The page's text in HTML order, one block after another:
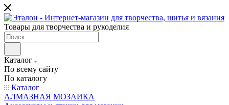
Товары для творчества и рукоделия
Каталог
По всему сайту
По каталогу
Каталог
АЛМАЗНАЯ МОЗАИКА